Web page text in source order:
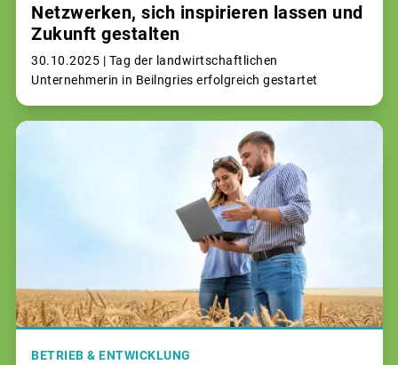
Netzwerken, sich inspirieren lassen und
Zukunft gestalten
30.10.2025 | Tag der landwirtschaftlichen
Unternehmerin in Beilngries erfolgreich gestartet
BETRIEB & ENTWICKLUNG